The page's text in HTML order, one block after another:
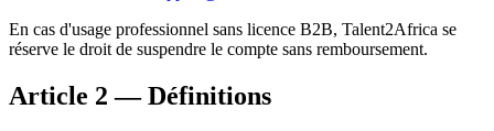
En cas d'usage professionnel sans licence B2B, Talent2Africa se
réserve le droit de suspendre le compte sans remboursement.
Article 2 — Définitions